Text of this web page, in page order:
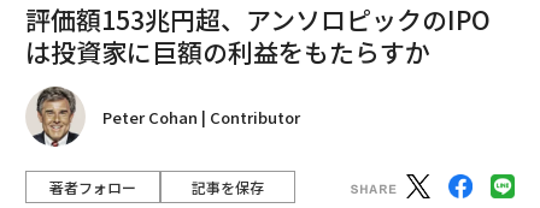
評価額153兆円超、アンソロピックのIPO
は投資家に巨額の利益をもたらすか
Peter Cohan | Contributor
著者フォロー 記事を保存